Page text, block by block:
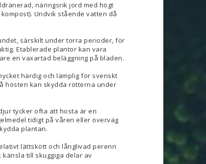
näringsrik jord med högt
Undvik stående vatten då
särskilt under torra perioder, för
Etablerade plantor kan vara
en vaxartad beläggning på bladen.
härdig och lämplig för svenskt
hösten kan skydda rötterna under
tycker ofta att hosta är en
tidigt på våren eller överväg
plantan.
lättskött och långlivad perenn
känsla till skuggiga delar av